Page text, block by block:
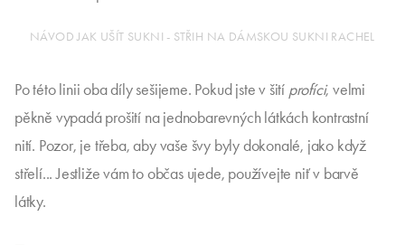
NÁVOD JAK UŠÍT SUKNI - STŘIH NA DÁMSKOU SUKNI RACHEL
Po této linii oba díly sešijeme. Pokud jste v šití profíci, velmi
pěkně vypadá prošití na jednobarevných látkách kontrastní
nití. Pozor, je třeba, aby vaše švy byly dokonalé, jako když
střelí... Jestliže vám to občas ujede, používejte niť v barvě
látky.